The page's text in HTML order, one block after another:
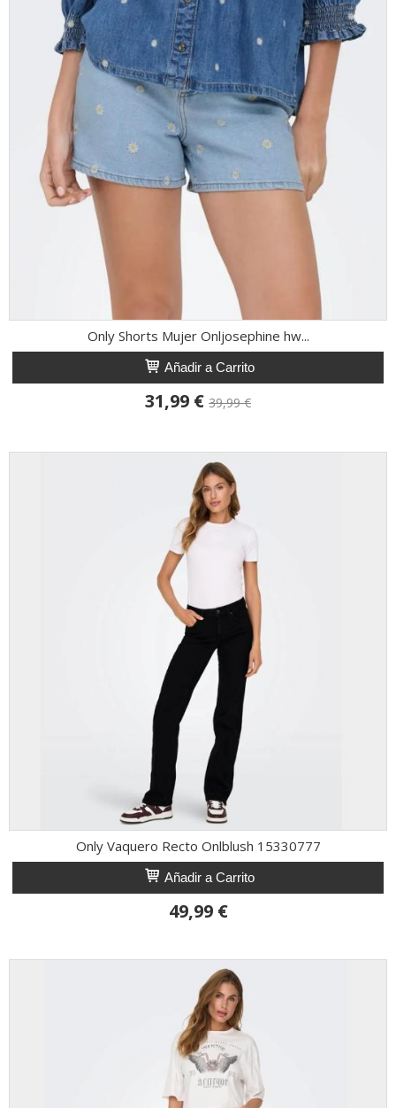
Only Shorts Mujer Onljosephine hw...
Añadir a Carrito
31,99 € 39,99 €
Only Vaquero Recto Onlblush 15330777
Añadir a Carrito
49,99 €